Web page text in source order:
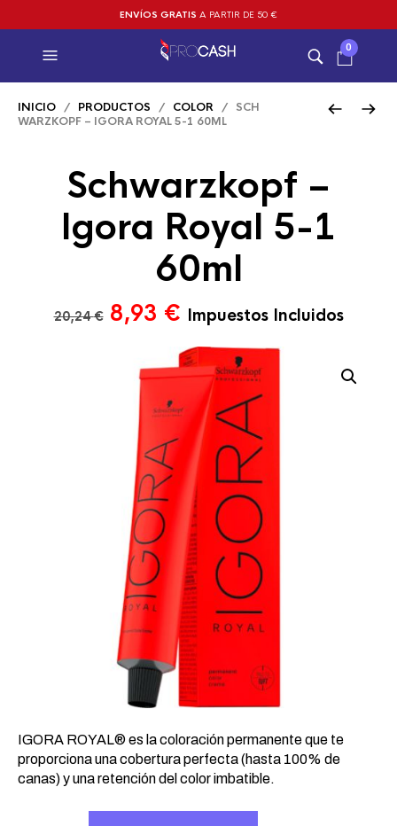
ENVÍOS GRATIS A PARTIR DE 50 €
0
INICIO / PRODUCTOS / COLOR / SCH
WARZKOPF – IGORA ROYAL 5-1 60ML
Schwarzkopf –
Igora Royal 5-1
60ml
20,24€ El
original
era:
20,24 €.
8,93 €El
precio
actual
es:
8,93 €.
Impuestos Incluidos
IGORA ROYAL® es la coloración permanente que te
proporciona una cobertura perfecta (hasta 100% de
canas) y una retención del color imbatible.